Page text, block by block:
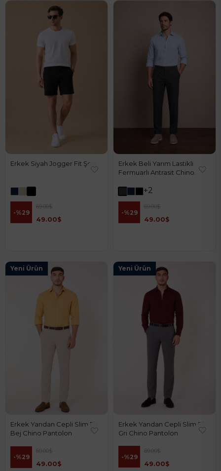
Erkek Siyah Jogger Fit Şort
%29
49.00$
69.00$
Erkek Beli Yarım Lastikli
Fermuarlı Antrasit Chino
+2
%29
49.00$
69.00$
Erkek Yandan Cepli Slim Fit
Bej Chino Pantolon
%29
49.00$
69.00$
Yeni Ürün
Erkek Yandan Cepli Slim Fit
Gri Chino Pantolon
%29
49.00$
69.00$
Yeni Ürün